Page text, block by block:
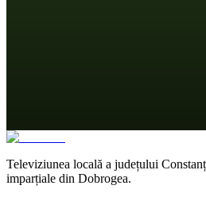
Televiziunea locală a județului
imparțiale din Dobrogea.